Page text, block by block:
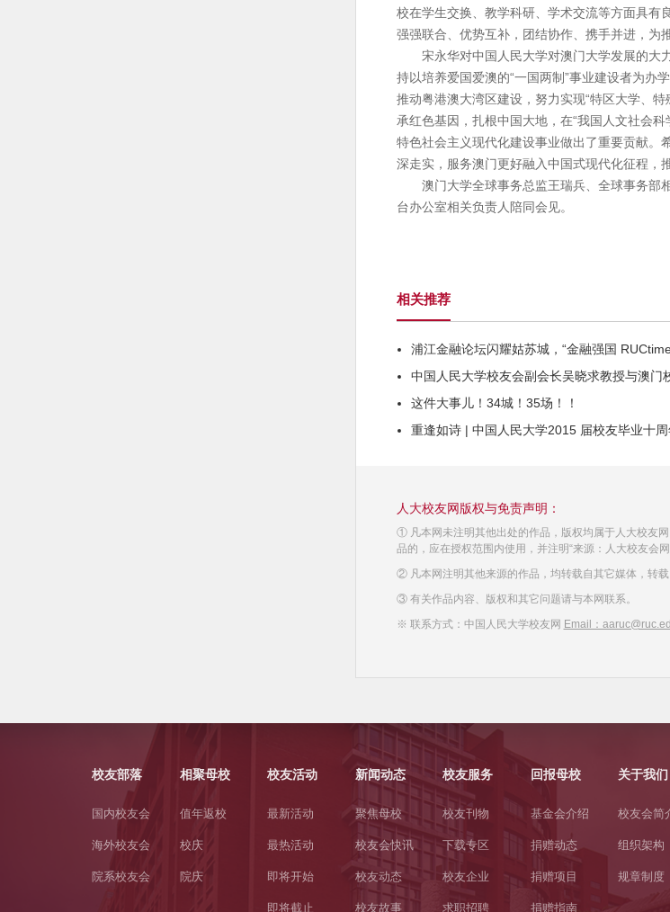
校在学生交换、教学科研、学术交流等方面具有
强强联合、优势互补，团结协作、携手并进，为
宋永华对中国人民大学对澳门大学发展的大
持以培养爱国爱澳的“一国两制”事业建设者为办
推动粤港澳大湾区建设，努力实现“特区大学、
承红色基因，扎根中国大地，在“我国人文社会
特色社会主义现代化建设事业做出了重要贡献。
深走实，服务澳门更好融入中国式现代化征程，
澳门大学全球事务总监王瑞兵、全球事务部
台办公室相关负责人陪同会见。
相关推荐
浦江金融论坛闪耀姑苏城，“金融强国
中国人民大学校友会副会长吴晓求教授与澳门
这件大事儿！34城！35场！！
重逢如诗 | 中国人民大学2015 届校友毕业十
人大校友网版权与免责声明：
① 凡本网未注明其他出处的作品，版权均属于人大校友
品的，应在授权范围内使用，并注明“来源：人大校友会
② 凡本网注明其他来源的作品，均转载自其它媒体，转
③ 有关作品内容、版权和其它问题请与本网联系。
※ 联系方式：中国人民大学校友网 Email：
校友部落
国内校友会
海外校友会
院系校友会
相聚母校
值年返校
校庆
院庆
校友活动
最新活动
最热活动
即将开始
即将截止
新闻动态
聚焦母校
校友会快讯
校友动态
校友故事
校友服务
校友刊物
下载专区
校友企业
求职招聘
回报母校
基金会介绍
捐赠动态
捐赠项目
捐赠指南
关于我们
校友会简
组织架构
规章制度